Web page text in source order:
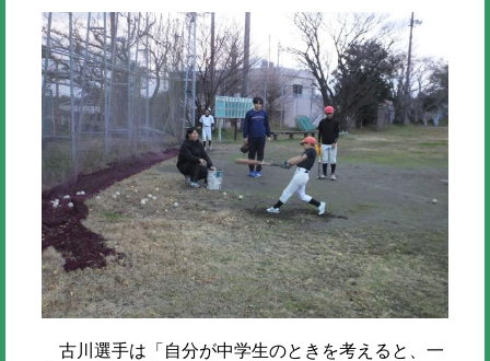
古川選手は「自分が中学生のときを考えると、一